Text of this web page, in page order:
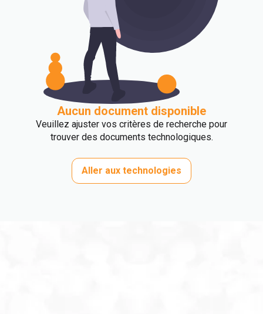
Aucun document disponible
Veuillez ajuster vos critères de recherche pour
trouver des documents technologiques.
Aller aux technologies